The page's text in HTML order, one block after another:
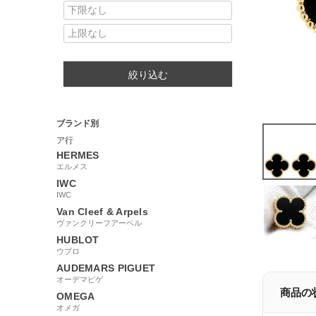
絞り込む
ブランド別
ア行
HERMES
エルメス
IWC
IWC
Van Cleef & Arpels
ヴァンクリーフアーペル
HUBLOT
ウブロ
AUDEMARS PIGUET
オーデマピゲ
OMEGA
オメガ
商品の